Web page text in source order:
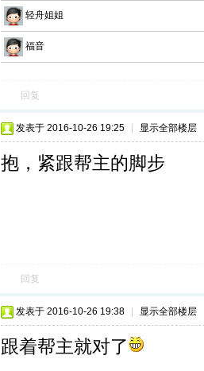
轻舟姐姐
福音
回复
发表于 2016-10-26 19:25 显示全部楼层
抱，紧跟帮主的脚步
回复
发表于 2016-10-26 19:38 显示全部楼层
跟着帮主就对了